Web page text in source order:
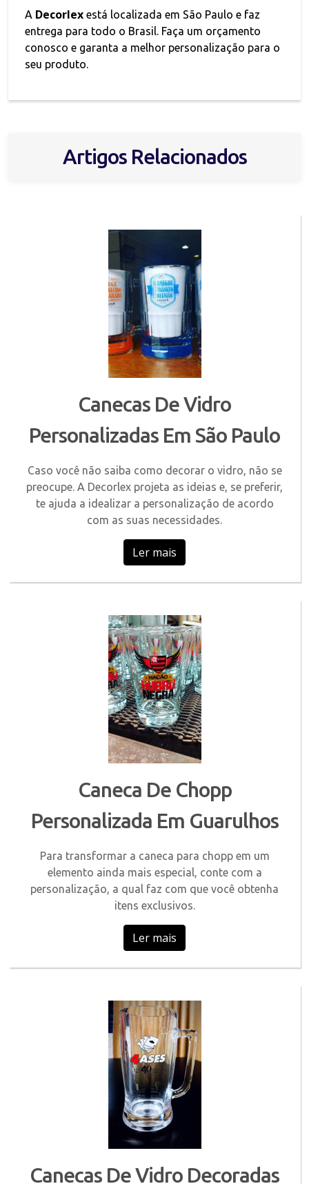
A Decorlex está localizada em São Paulo e faz
entrega para todo o Brasil. Faça um orçamento
conosco e garanta a melhor personalização para o
seu produto.
Artigos Relacionados
Canecas De Vidro
Personalizadas Em São Paulo
Caso você não saiba como decorar o vidro, não se
preocupe. A Decorlex projeta as ideias e, se preferir,
te ajuda a idealizar a personalização de acordo
com as suas necessidades.
Ler mais
Caneca De Chopp
Personalizada Em Guarulhos
Para transformar a caneca para chopp em um
elemento ainda mais especial, conte com a
personalização, a qual faz com que você obtenha
itens exclusivos.
Ler mais
Canecas De Vidro Decoradas